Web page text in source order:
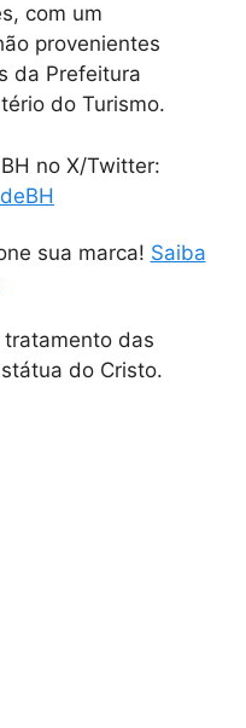
com um
provenientes
da Prefeitura
do Turismo.
no X/Twitter:
sua marca! Saiba
das
do Cristo.